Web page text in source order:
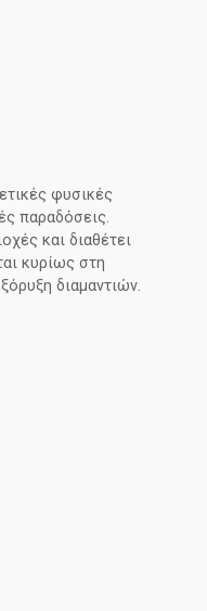
φυσικές
παραδόσεις.
και διαθέτει
κυρίως στη
διαμαντιών.